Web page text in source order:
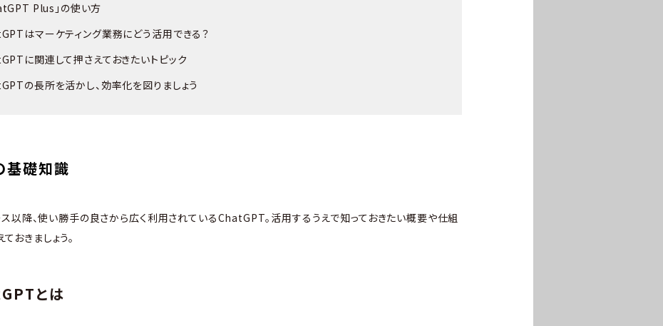
Plus」の使い方
はマーケティング業務にどう活用できる？
に関連して押さえておきたいトピック
の長所を活かし、効率化を図りましょう
礎知識
以降、使い勝手の良さから広く利用されているChatGPT。活用するうえで知っておきたい概要や仕組
おきましょう。
とは